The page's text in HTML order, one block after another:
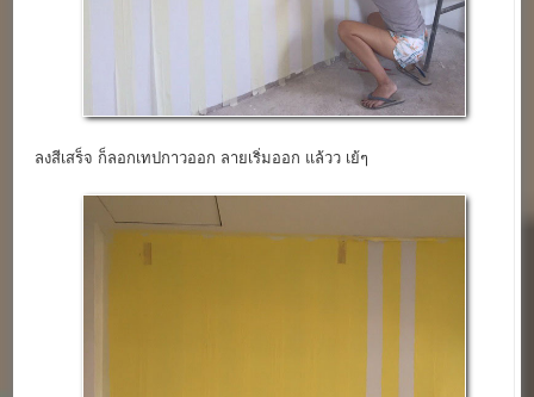
ลงสีเสร็จ ก็ลอกเทปกาวออก ลายเริ่มออก แล้วว เย้ๆ